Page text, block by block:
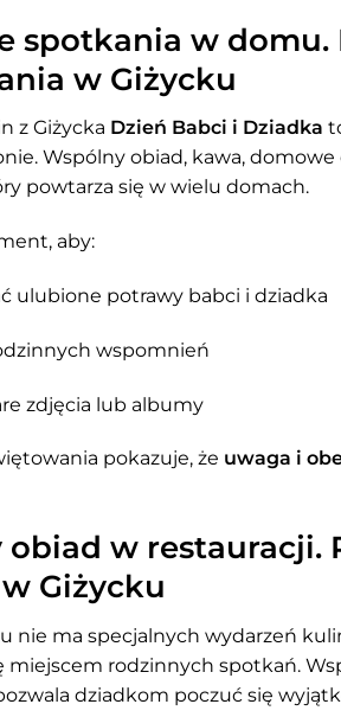
spotkania w domu.
w Giżycku
z Giżycka Dzień Babci i Dziadka
Wspólny obiad, kawa,
powtarza się w wielu domach.
aby:
ulubione potrawy babci i dziadka
wspomnień
zdjęcia lub albumy
pokazuje, że uwaga i
w restauracji.
Giżycku
nie ma specjalnych wydarzeń
miejscem rodzinnych spotkań.
dziadkom poczuć się